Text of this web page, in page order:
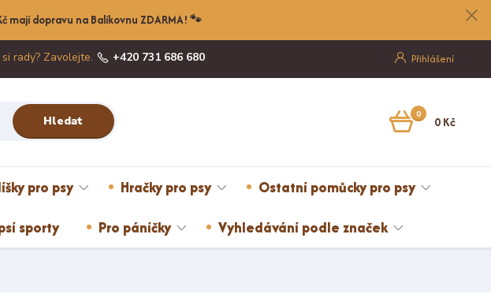
mají dopravu na Balíkovnu ZDARMA! 🐾
Přihlášení
Hledat
rady? Zavolejte. +420 731 686 680
0 0 Kč
pro psy Hračky pro psy Ostatní pomůcky pro psy
sporty Pro páníčky Vyhledávání podle značek